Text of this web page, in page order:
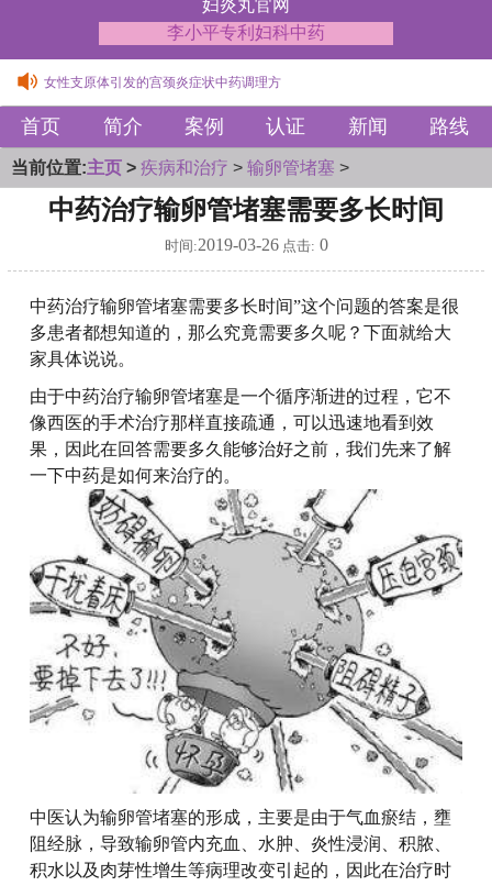
妇炎丸官网
李小平专利妇科中药
女性支原体引发的宫颈炎症状中药调理方
子宫腺肌症伴盆腔充血疼痛中药治疗方法
女性支原体引发的宫颈炎症状中药调理方
子宫腺肌症伴盆腔充血疼痛中药治疗方法
首页 简介 案例 认证 新闻 路线
当前位置:主页 > 疾病和治疗 > 输卵管堵塞 >
中药治疗输卵管堵塞需要多长时间
时间:2019-03-26点击: 0
中药治疗输卵管堵塞需要多长时间”这个问题的答案是很
多患者都想知道的，那么究竟需要多久呢？下面就给大
家具体说说。
由于中药治疗输卵管堵塞是一个循序渐进的过程，它不
像西医的手术治疗那样直接疏通，可以迅速地看到效
果，因此在回答需要多久能够治好之前，我们先来了解
一下中药是如何来治疗的。
中医认为输卵管堵塞的形成，主要是由于气血瘀结，壅
阻经脉，导致输卵管内充血、水肿、炎性浸润、积脓、
积水以及肉芽性增生等病理改变引起的，因此在治疗时